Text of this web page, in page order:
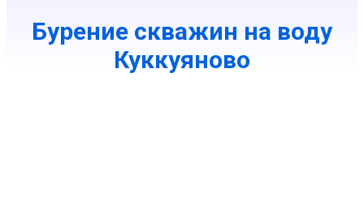
Бурение скважин на воду
Куккуяново